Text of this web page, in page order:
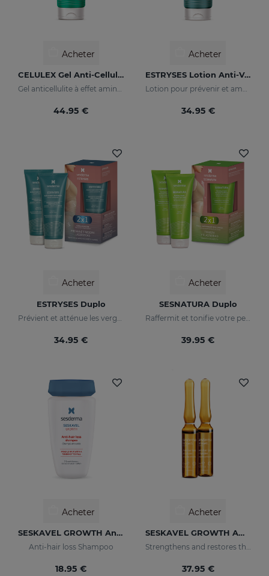
Acheter
CELULEX Gel Anti-Cellulite
Gel anticellulite à effet amincissant et raffermissant
44.95 €
Acheter
ESTRYSES Lotion Anti-Vergetures
Lotion pour prévenir et améliorer les vergetures
34.95 €
Acheter
ESTRYSES Duplo
34.95 €
Acheter
SESNATURA Duplo
Raffermit et tonifie votre peau
39.95 €
Acheter
SESKAVEL GROWTH Anti-Hair Loss Shampoo
Anti-hair loss Shampoo
18.95 €
Acheter
SESKAVEL GROWTH Ampoules Anti-Chute
Strengthens and restores the damaged structure of the most fragile and brittle hair while it activates its growth
37.95 €